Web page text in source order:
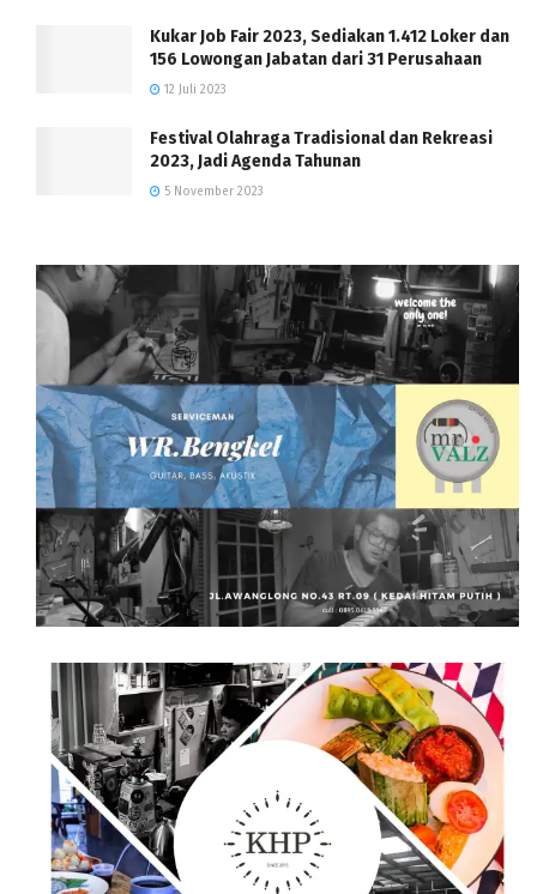
Kukar Job Fair 2023, Sediakan 1.412 Loker dan
156 Lowongan Jabatan dari 31 Perusahaan
12 Juli 2023
Festival Olahraga Tradisional dan Rekreasi
2023, Jadi Agenda Tahunan
5 November 2023